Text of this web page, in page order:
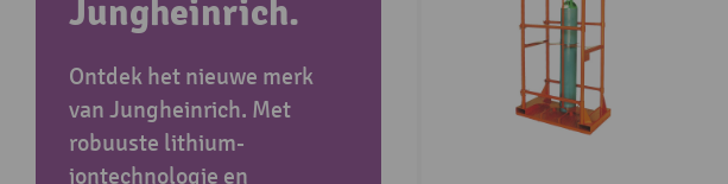
Jungheinrich.
Ontdek het nieuwe merk
van Jungheinrich. Met
robuuste lithium-
iontechnologie en